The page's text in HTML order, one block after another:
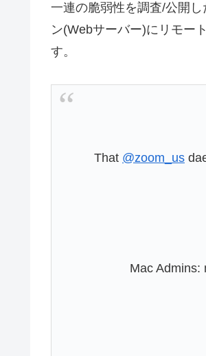
一連の脆弱性を調査/公開
ン(Webサーバー)にリモー
す。
That @zoom_us
Mac Admins: